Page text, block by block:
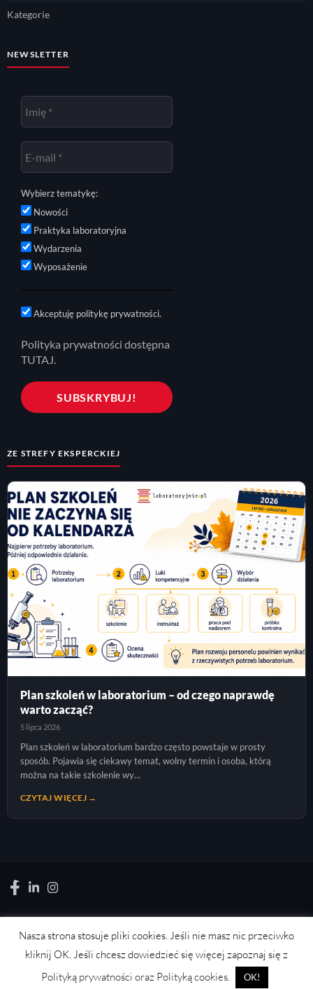
Kategorie
NEWSLETTER
Wybierz tematykę:
Nowości
Praktyka laboratoryjna
Wydarzenia
Wyposażenie
Akceptuję politykę prywatności.
Polityka prywatności dostępna
TUTAJ.
ZE STREFY EKSPERCKIEJ
Plan szkoleń w laboratorium – od czego naprawdę
warto zacząć?
5 lipca 2026
Plan szkoleń w laboratorium bardzo często powstaje w prosty
sposób. Pojawia się ciekawy temat, wolny termin i osoba, którą
można na takie szkolenie wy…
CZYTAJ WIĘCEJ →
LABORATORYJNIE.PL
News, wydarzenia, konferencje, informacje, akredytacja.
Nasza strona stosuje pliki cookies. Jeśli nie masz nic przeciwko
kliknij OK. Jeśli chcesz dowiedzieć się więcej zapoznaj się z
Polityką prywatności oraz Polityką cookies.
OK!